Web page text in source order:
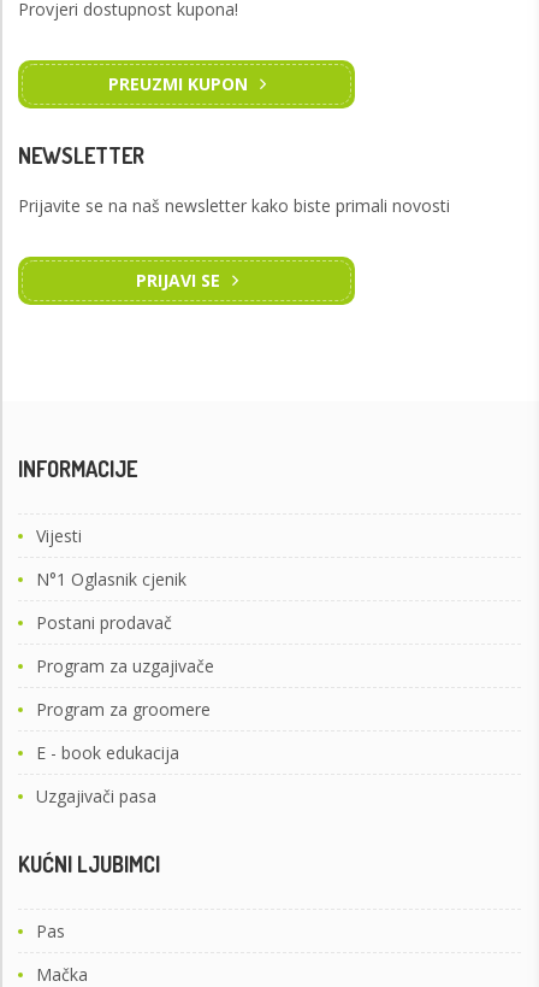
Provjeri dostupnost kupona!
PREUZMI KUPON
NEWSLETTER
Prijavite se na naš newsletter kako biste primali novosti
PRIJAVI SE
INFORMACIJE
Vijesti
N°1 Oglasnik cjenik
Postani prodavač
Program za uzgajivače
Program za groomere
E - book edukacija
Uzgajivači pasa
KUĆNI LJUBIMCI
Pas
Mačka